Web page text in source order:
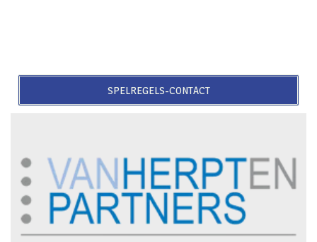
SPELREGELS-CONTACT